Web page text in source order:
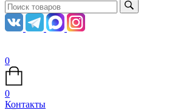
0
0
Контакты